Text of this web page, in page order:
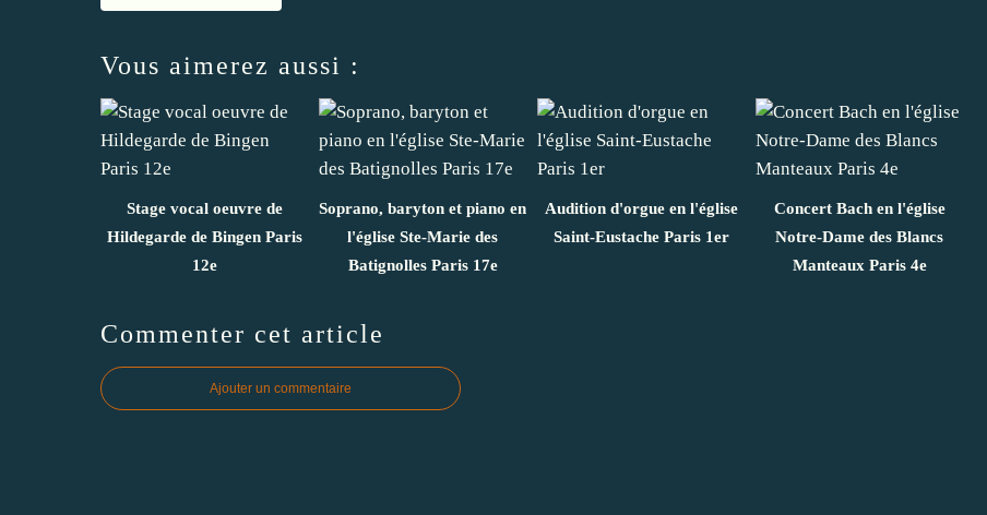
Vous aimerez aussi :
Stage vocal oeuvre de
Hildegarde de Bingen Paris
12e
Soprano, baryton et piano en
l'église Ste-Marie des
Batignolles Paris 17e
Audition d'orgue en l'église
Saint-Eustache Paris 1er
Concert Bach en l'église
Notre-Dame des Blancs
Manteaux Paris 4e
Commenter cet article
Ajouter un commentaire